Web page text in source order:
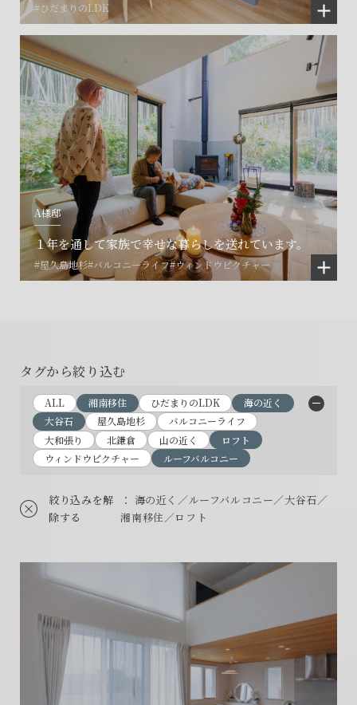
#ひだまりのLDK
A様邸
１年を通して家族で幸せな暮らしを送れています。
#屋久島地杉#バルコニーライフ#ウィンドウピクチャー
タグから絞り込む
ALL 湘南移住 ひだまりのLDK
海の近く
大谷石
屋久島地杉
バルコニーライフ
大和張り
北鎌倉 山の近く
ロフト
ウィンドウピクチャー
ルーフバルコニー
絞り込みを解
除する
： 海の近く／ルーフバルコニー／大谷石／
湘南移住／ロフト